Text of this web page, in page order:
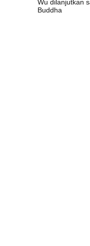
Wu dilanjutkan
Buddha